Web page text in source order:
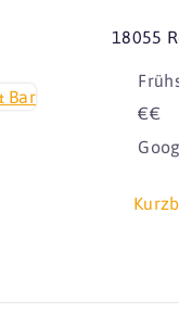
18055
€€